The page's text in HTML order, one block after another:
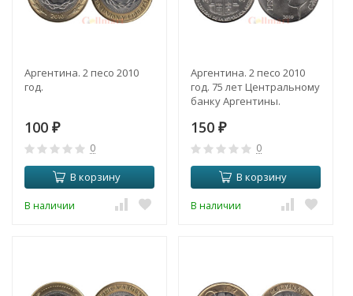
Аргентина. 2 песо 2010
год.
100 ₽
0
В корзину
В наличии
Аргентина. 2 песо 2010
год. 75 лет Центральному
банку Аргентины.
150 ₽
0
В корзину
В наличии